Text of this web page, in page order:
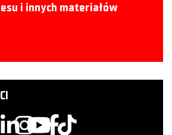
i innych materiałów